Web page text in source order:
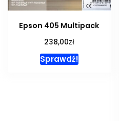
Epson 405 Multipack
238,00zł
Sprawdź!